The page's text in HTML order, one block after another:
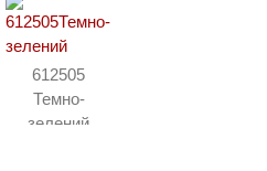
612505
Темно-
зелений